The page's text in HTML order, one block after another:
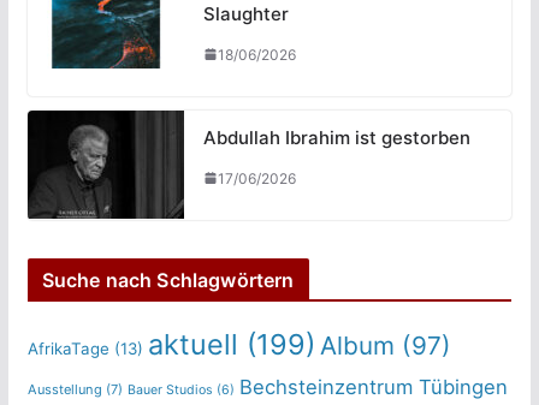
Slaughter
18/06/2026
Abdullah Ibrahim ist gestorben
17/06/2026
Suche nach Schlagwörtern
AfrikaTage (13) aktuell (199) Album (97)
Ausstellung (7) Bauer Studios (6) Bechsteinzentrum Tübingen